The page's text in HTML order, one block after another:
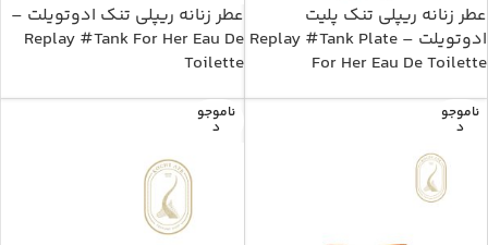
عطر زنانه ریپلی تنک پلیت
ادوتویلت – Replay #Tank Plate
For Her Eau De Toilette
عطر زنانه ریپلی تنک ادوتویلت –
Replay #Tank For Her Eau De
Toilette
ناموجو
د
ناموجو
د